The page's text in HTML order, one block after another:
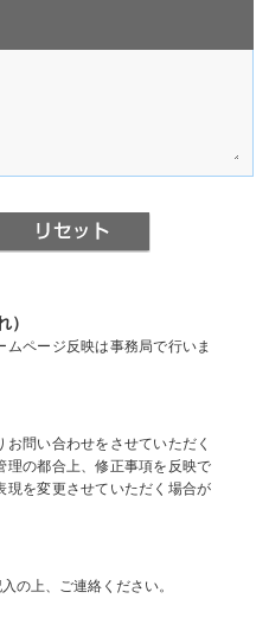
）
ページ反映は事務局で行いま
問い合わせをさせていただく
理の都合上、修正事項を反映で
現を変更させていただく場合が
の上、ご連絡ください。